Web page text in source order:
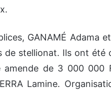
GANAMÉ Adama
de stellionat. Ils ont été
amende de 3 000 000
Lamine.